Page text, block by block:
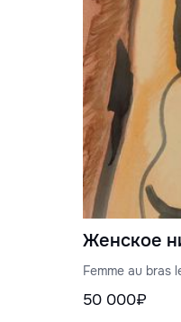
Женское
Femme au bras
50 000₽